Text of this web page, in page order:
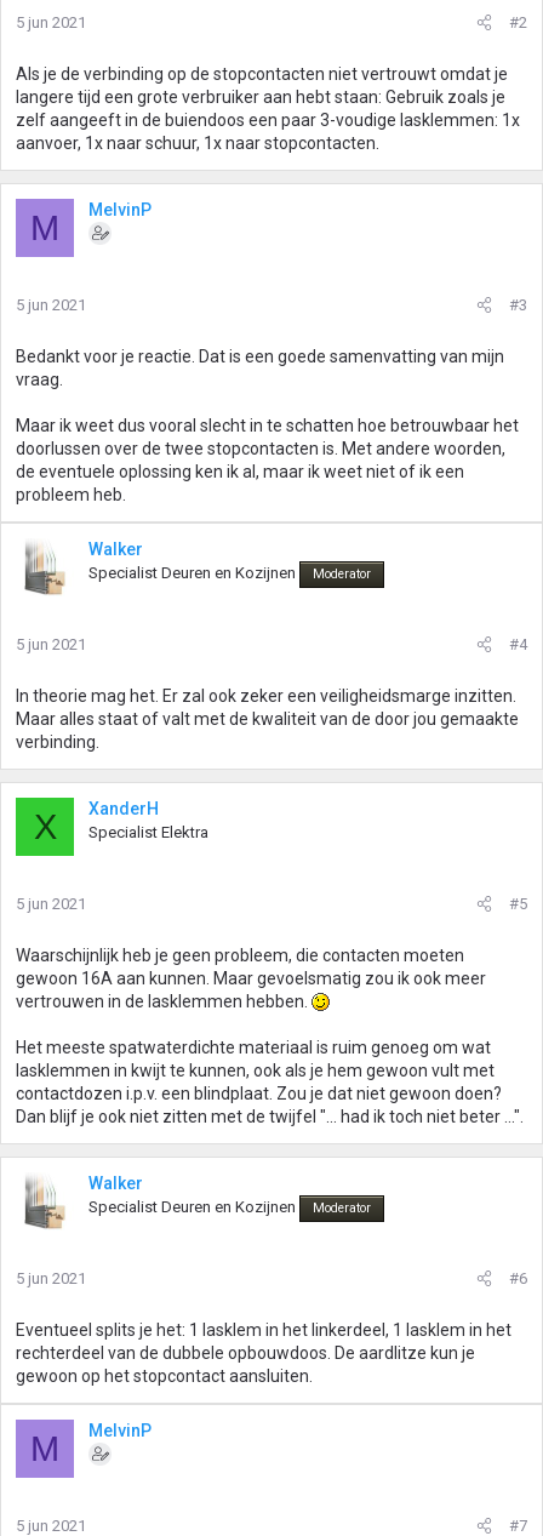
5 jun 2021 #2
Als je de verbinding op de stopcontacten niet vertrouwt omdat je
langere tijd een grote verbruiker aan hebt staan: Gebruik zoals je
zelf aangeeft in de buiendoos een paar 3-voudige lasklemmen: 1x
aanvoer, 1x naar schuur, 1x naar stopcontacten.
M MelvinP
5 jun 2021 #3
Bedankt voor je reactie. Dat is een goede samenvatting van mijn
vraag.
Maar ik weet dus vooral slecht in te schatten hoe betrouwbaar het
doorlussen over de twee stopcontacten is. Met andere woorden,
de eventuele oplossing ken ik al, maar ik weet niet of ik een
probleem heb.
Walker
Specialist Deuren en Kozijnen Moderator
5 jun 2021 #4
In theorie mag het. Er zal ook zeker een veiligheidsmarge inzitten.
Maar alles staat of valt met de kwaliteit van de door jou gemaakte
verbinding.
X XanderH
Specialist Elektra
5 jun 2021 #5
Waarschijnlijk heb je geen probleem, die contacten moeten
gewoon 16A aan kunnen. Maar gevoelsmatig zou ik ook meer
vertrouwen in de lasklemmen hebben.
Het meeste spatwaterdichte materiaal is ruim genoeg om wat
lasklemmen in kwijt te kunnen, ook als je hem gewoon vult met
contactdozen i.p.v. een blindplaat. Zou je dat niet gewoon doen?
Dan blijf je ook niet zitten met de twijfel "... had ik toch niet beter ...".
Walker
Specialist Deuren en Kozijnen Moderator
5 jun 2021 #6
Eventueel splits je het: 1 lasklem in het linkerdeel, 1 lasklem in het
rechterdeel van de dubbele opbouwdoos. De aardlitze kun je
gewoon op het stopcontact aansluiten.
M MelvinP
5 jun 2021 #7